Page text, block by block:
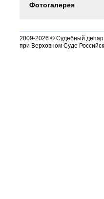
Фотогалерея
2009-2026 © Судебный
при Верховном Суде